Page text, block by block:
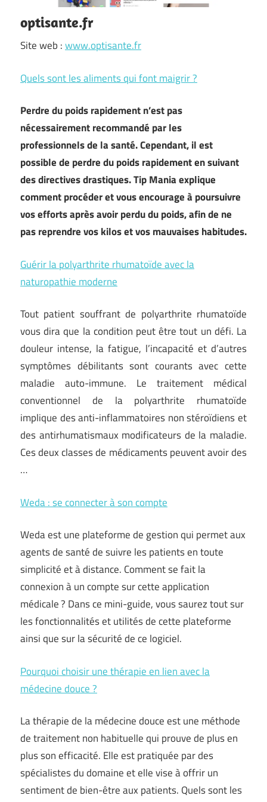
optisante.fr
Site web :www.optisante.fr
Quels sont les aliments qui font maigrir ?
Perdre du poids rapidement n’est pas
nécessairement recommandé par les
professionnels de la santé. Cependant, il est
possible de perdre du poids rapidement en suivant
des directives drastiques. Tip Mania explique
comment procéder et vous encourage à poursuivre
vos efforts après avoir perdu du poids, afin de ne
pas reprendre vos kilos et vos mauvaises habitudes.
Guérir la polyarthrite rhumatoïde avec la
naturopathie moderne
Tout patient souffrant de polyarthrite rhumatoïde
vous dira que la condition peut être tout un défi. La
douleur intense, la fatigue, l’incapacité et d’autres
symptômes débilitants sont courants avec cette
maladie auto-immune. Le traitement médical
conventionnel de la polyarthrite rhumatoïde
implique des anti-inflammatoires non stéroïdiens et
des antirhumatismaux modificateurs de la maladie.
Ces deux classes de médicaments peuvent avoir des
…
Weda : se connecter à son compte
Weda est une plateforme de gestion qui permet aux
agents de santé de suivre les patients en toute
simplicité et à distance. Comment se fait la
connexion à un compte sur cette application
médicale ? Dans ce mini-guide, vous saurez tout sur
les fonctionnalités et utilités de cette plateforme
ainsi que sur la sécurité de ce logiciel.
Pourquoi choisir une thérapie en lien avec la
médecine douce ?
La thérapie de la médecine douce est une méthode
de traitement non habituelle qui prouve de plus en
plus son efficacité. Elle est pratiquée par des
spécialistes du domaine et elle vise à offrir un
sentiment de bien-être aux patients. Quels sont les